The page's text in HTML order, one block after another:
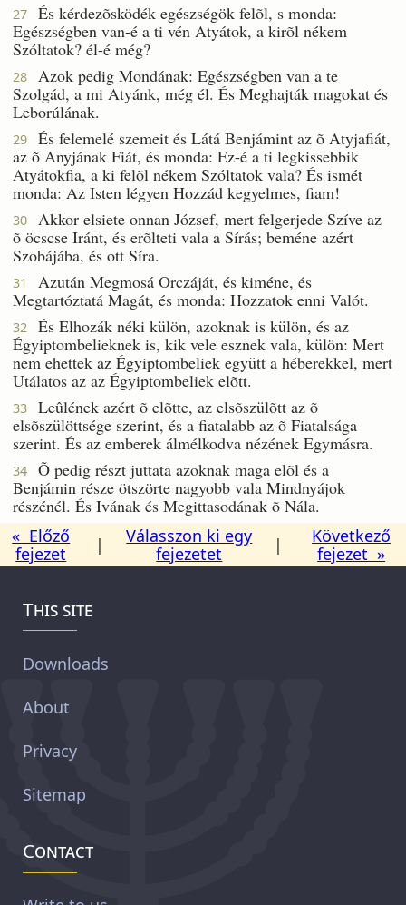
27
És kérdezõsködék egészségök felõl, s monda:
Egészségben van-é a ti vén Atyátok, a kirõl nékem
Szóltatok? él-é még?
28
Azok pedig Mondának: Egészségben van a te
Szolgád, a mi Atyánk, még él. És Meghajták magokat és
Leborúlának.
29
És felemelé szemeit és Látá Benjámint az õ Atyjafiát,
az õ Anyjának Fiát, és monda: Ez-é a ti legkissebbik
Atyátokfia, a ki felõl nékem Szóltatok vala? És ismét
monda: Az Isten légyen Hozzád kegyelmes, fiam!
30
Akkor elsiete onnan József, mert felgerjede Szíve az
õ öcscse Iránt, és erõlteti vala a Sírás; beméne azért
Szobájába, és ott Síra.
31
Azután Megmosá Orczáját, és kiméne, és
Megtartóztatá Magát, és monda: Hozzatok enni Valót.
32
És Elhozák néki külön, azoknak is külön, és az
Égyiptombelieknek is, kik vele esznek vala, külön: Mert
nem ehettek az Égyiptombeliek együtt a héberekkel, mert
Utálatos az az Égyiptombeliek elõtt.
33
Leûlének azért õ elõtte, az elsõszülõtt az õ
elsõszülöttsége szerint, és a fiatalabb az õ Fiatalsága
szerint. És az emberek álmélkodva nézének Egymásra.
34
Õ pedig részt juttata azoknak maga elõl és a
Benjámin része ötszörte nagyobb vala Mindnyájok
részénél. És Ivának és Megittasodának õ Nála.
« Előző
fejezet
|
Válasszon ki egy
fejezetet
|
Következő
fejezet »
This site
Downloads
About
Privacy
Sitemap
Contact